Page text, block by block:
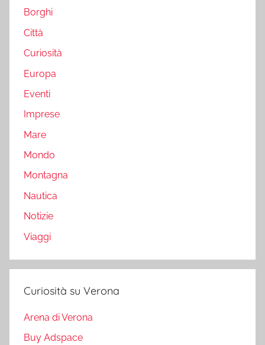
Borghi
Città
Curiosità
Europa
Eventi
Imprese
Mare
Mondo
Montagna
Nautica
Notizie
Viaggi
Curiosità su Verona
Arena di Verona
Buy Adspace